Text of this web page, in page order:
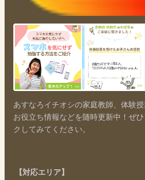
あすなろイチオシの家庭教師、体験
お役立ち情報などを随時更新中！ぜ
クしてみてください。
【対応エリア】